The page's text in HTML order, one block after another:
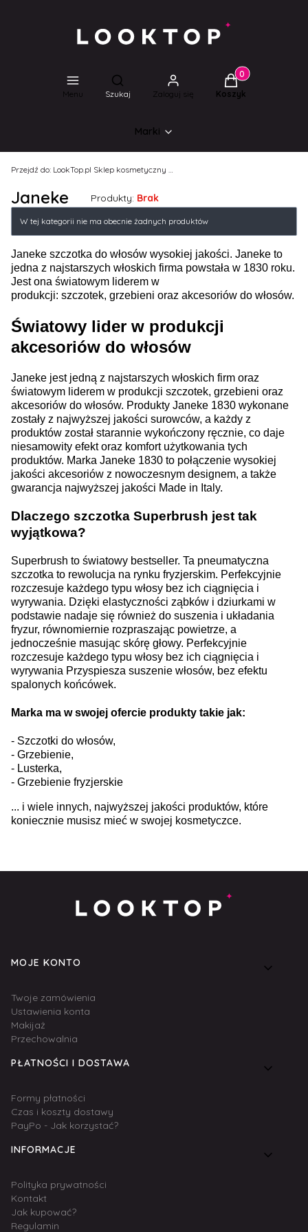
Menu
Otwórz wyszukiwarkę
Szukaj Zaloguj się
Produkty w
Koszyk
Marki
Przejdź do: LookTop.pl Sklep kosmetyczny dla wyjątkowych kobiet!
Janeke Produkty: Brak
Lista produktów
W tej kategorii nie ma obecnie żadnych produktów
Janeke szczotka do włosów wysokiej jakości. Janeke to
jedna z najstarszych włoskich firma powstała w 1830 roku.
Jest ona światowym liderem w
produkcji: szczotek, grzebieni oraz akcesoriów do włosów.
Światowy lider w produkcji
akcesoriów do włosów
Janeke jest jedną z najstarszych włoskich firm oraz
światowym liderem w produkcji szczotek, grzebieni oraz
akcesoriów do włosów. Produkty Janeke 1830 wykonane
zostały z najwyższej jakości surowców, a każdy z
produktów został starannie wykończony ręcznie, co daje
niesamowity efekt oraz komfort użytkowania tych
produktów. Marka Janeke 1830 to połączenie wysokiej
jakości akcesoriów z nowoczesnym designem, a także
gwarancja najwyższej jakości Made in Italy.
Dlaczego szczotka Superbrush jest tak
wyjątkowa?
Superbrush to światowy bestseller. Ta pneumatyczna
szczotka to rewolucja na rynku fryzjerskim. Perfekcyjnie
rozczesuje każdego typu włosy bez ich ciągnięcia i
wyrywania. Dzięki elastyczności ząbków i dziurkami w
podstawie nadaje się również do suszenia i układania
fryzur, równomiernie rozpraszając powietrze, a
jednocześnie masując skórę głowy. Perfekcyjnie
rozczesuje każdego typu włosy bez ich ciągnięcia i
wyrywania Przyspiesza suszenie włosów, bez efektu
spalonych końcówek.
Marka ma w swojej ofercie produkty takie jak:
- Szczotki do włosów,
- Grzebienie,
- Lusterka,
- Grzebienie fryzjerskie
... i wiele innych, najwyższej jakości produktów, które
koniecznie musisz mieć w swojej kosmetyczce.
Linki w stopce
MOJE KONTO
Twoje zamówienia
Ustawienia konta
Makijaż
Przechowalnia
PŁATNOŚCI I DOSTAWA
Formy płatności
Czas i koszty dostawy
PayPo - Jak korzystać?
INFORMACJE
Polityka prywatności
Kontakt
Jak kupować?
Regulamin